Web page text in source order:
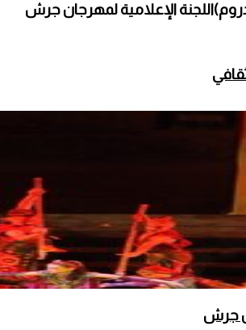
الإعلامية لمهرجان جرش
جرش